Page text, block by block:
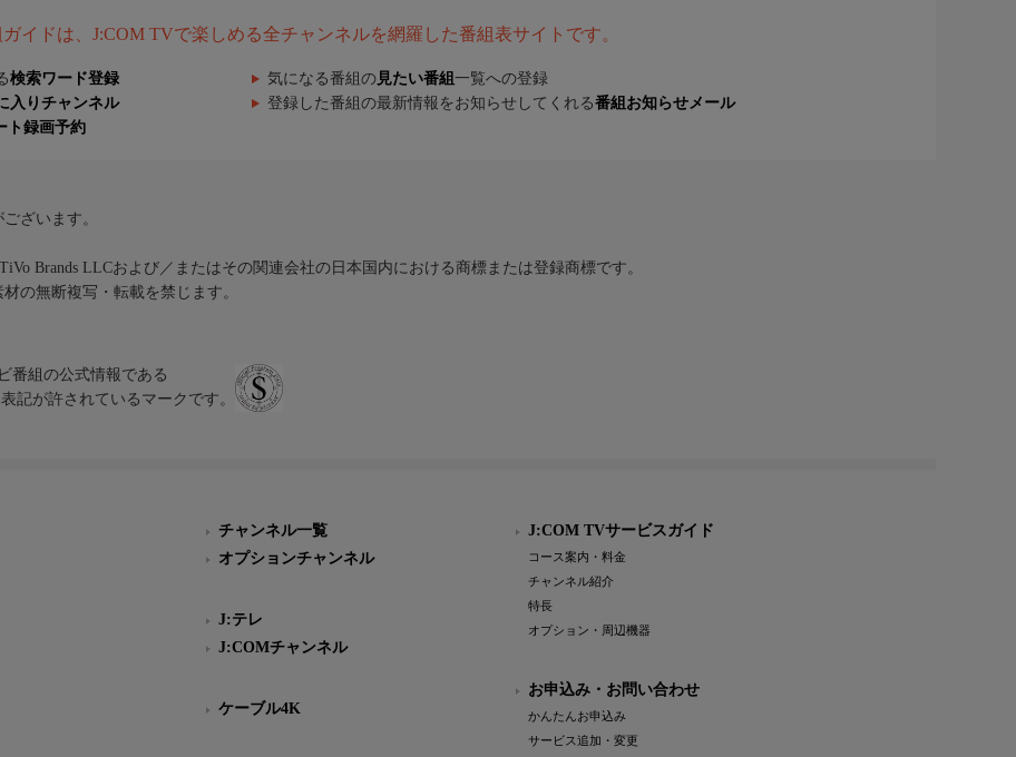
イドは、J:COM TVで楽しめる全チャンネルを網羅した番組表サイトです。
検索ワード登録 気になる番組の 見たい番組 一覧への登録
入りチャンネル 登録した番組の最新情報をお知らせしてくれる番組お知らせメール
ト録画予約
ざいます。
Brands LLCおよび／またはその関連会社の日本国内における商標または登録商標です。
の無断複写・転載を禁じます。
番組の公式情報である
記が許されているマークです。
チャンネル一覧
オプションチャンネル
J:テレ
J:COMチャンネル
ケーブル4K
J:COM TVサービスガイド
コース案内・料金
チャンネル紹介
特長
オプション・周辺機器
お申込み・お問い合わせ
かんたんお申込み
サービス追加・変更